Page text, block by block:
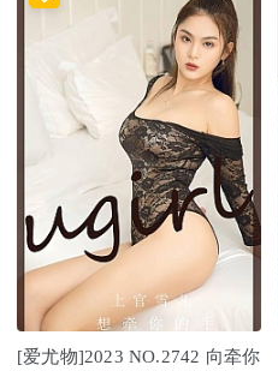
[爱尤物]2023 NO.2742 向牵你